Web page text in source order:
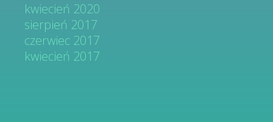
kwiecień 2020
sierpień 2017
czerwiec 2017
kwiecień 2017